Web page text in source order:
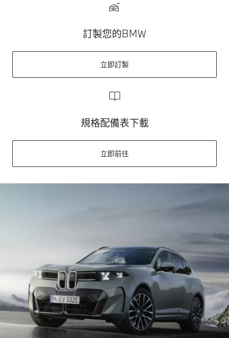
訂製您的BMW
立即訂製
規格配備表下載
立即前往